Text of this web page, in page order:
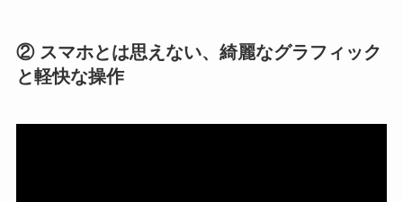
② スマホとは思えない、綺麗なグラフィック
と軽快な操作